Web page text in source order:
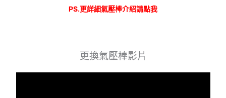
PS.更詳細氣壓棒介紹請點我
更換氣壓棒影片